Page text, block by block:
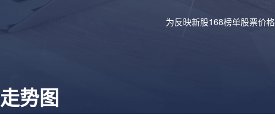
为反映新股168榜单股票价
走势图